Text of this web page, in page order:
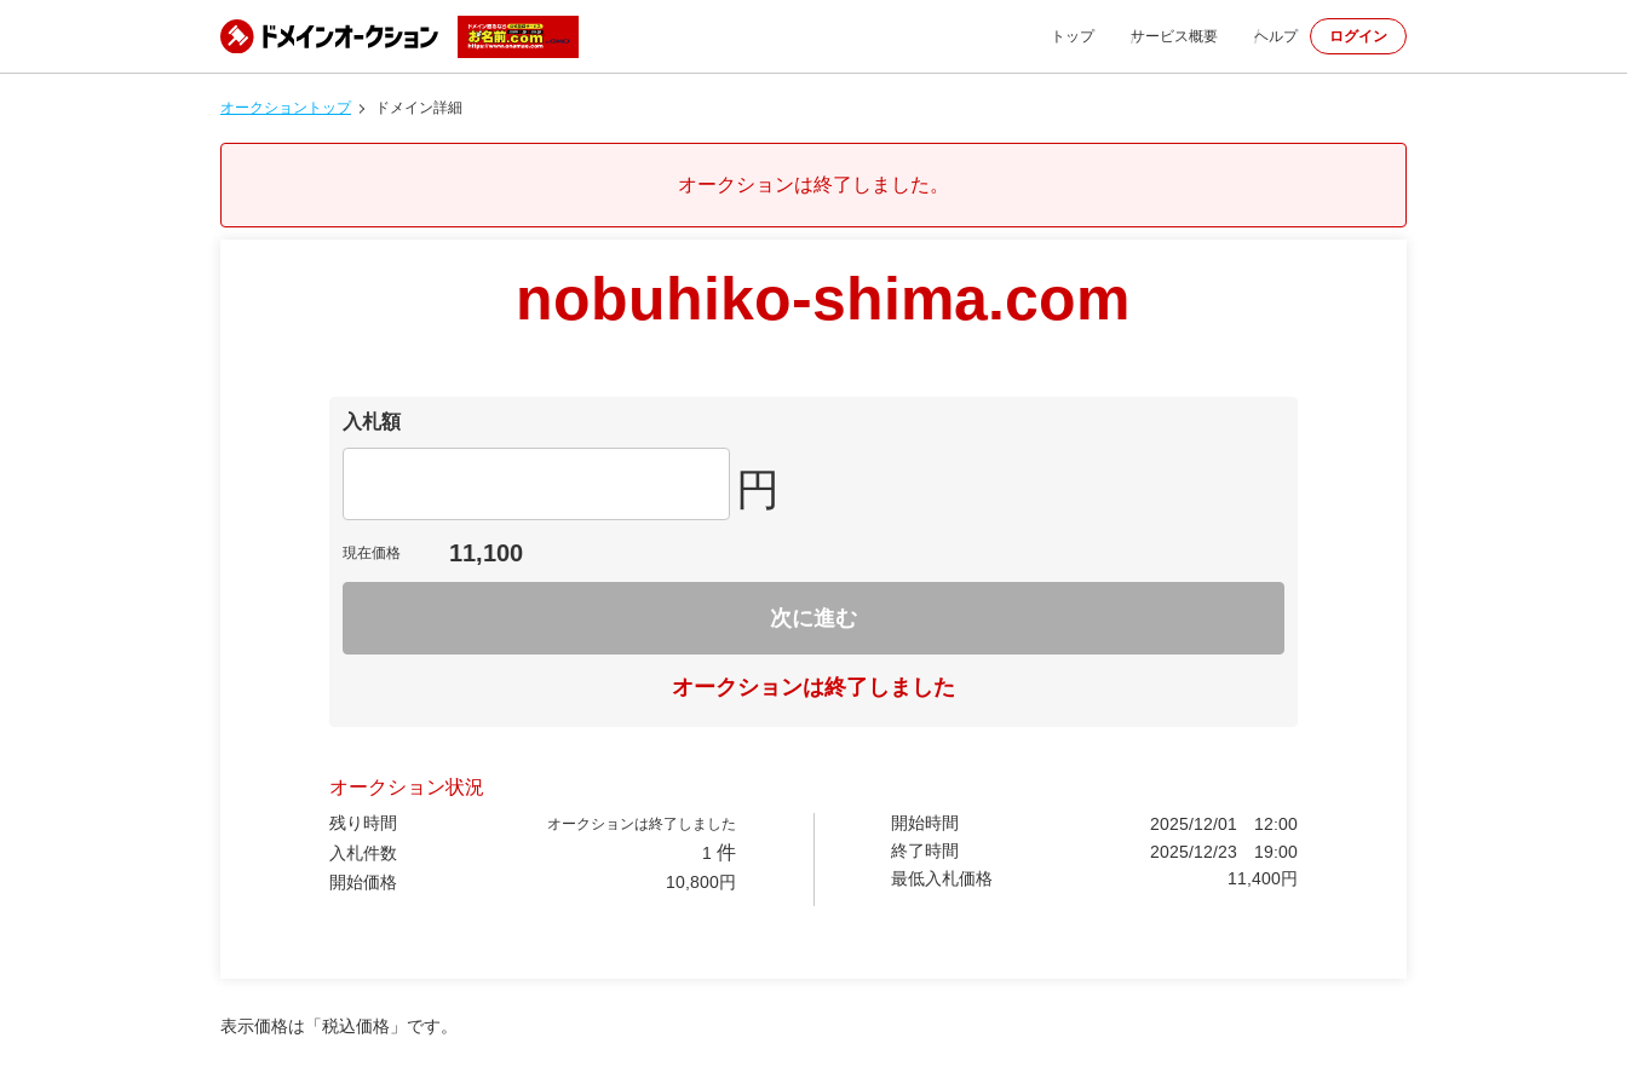
トップ サービス概要 ヘルプ ログイン
オークショントップ ドメイン詳細
オークションは終了しました。
nobuhiko-shima.com
入札額
円
現在価格 11,100
次に進む
オークションは終了しました
オークション状況
残り時間 オークションは終了しました
入札件数 1 件
開始価格 10,800円
開始時間 2025/12/01
12:00
終了時間
2025/12/23
19:00
最低入札価格
11,400円
表示価格は「税込価格」です。